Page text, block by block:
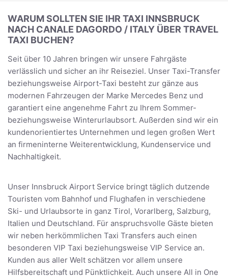
WARUM SOLLTEN SIE IHR TAXI INNSBRUCK
NACH CANALE DAGORDO / ITALY ÜBER TRAVEL
TAXI BUCHEN?
Seit über 10 Jahren bringen wir unsere Fahrgäste
verlässlich und sicher an ihr Reiseziel. Unser Taxi-Transfer
beziehungsweise Airport-Taxi besteht zur gänze aus
modernen Fahrzeugen der Marke Mercedes Benz und
garantiert eine angenehme Fahrt zu Ihrem Sommer-
beziehungsweise Winterurlaubsort. Außerden sind wir ein
kundenorientiertes Unternehmen und legen großen Wert
an firmeninterne Weiterentwicklung, Kundenservice und
Nachhaltigkeit.
Unser Innsbruck Airport Service bringt täglich dutzende
Touristen vom Bahnhof und Flughafen in verschiedene
Ski- und Urlaubsorte in ganz Tirol, Vorarlberg, Salzburg,
Italien und Deutschland. Für anspruchsvolle Gäste bieten
wir neben herkömmlichen Taxi Transfers auch einen
besonderen VIP Taxi beziehungsweise VIP Service an.
Kunden aus aller Welt schätzen vor allem unsere
Hilfsbereitschaft und Pünktlichkeit. Auch unsere All in One